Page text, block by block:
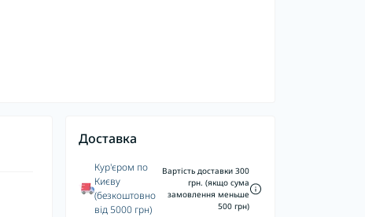
Доставка
Кур'єром по
Києву
(безкоштовно
від 5000 грн)
Вартість доставки 300
грн. (якщо сума
замовлення меньше
500 грн)